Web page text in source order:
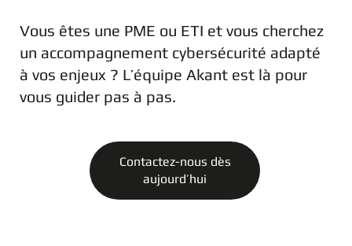
Vous êtes une PME ou ETI et vous cherchez
un accompagnement cybersécurité adapté
à vos enjeux ? L’équipe Akant est là pour
vous guider pas à pas.
Contactez-nous dès
aujourd’hui